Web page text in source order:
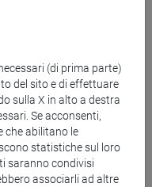
Marta; Bobchev,
modelling of
managementin
vol. 197 (ISSN
su rivista -
(di prima parte)
del sito e di effettuare
sulla X in alto a destra
Se acconsenti,
che abilitano le
statistiche sul loro
saranno condivisi
associarli ad altre